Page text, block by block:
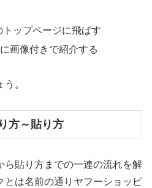
ップページに飛ばす
画像付きで紹介する
。
方～貼り方
ら貼り方までの一連の流れを解
とは名前の通りヤフーショッピ